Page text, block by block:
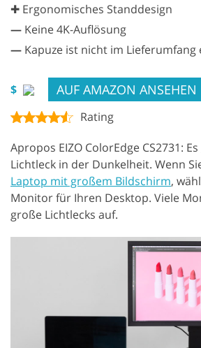
✚ Ergonomisches Standdesign
— Keine 4K-Auflösung
— Kapuze ist nicht im Lieferumfang
$ AUF AMAZON ANSEHEN
Rating
Apropos EIZO ColorEdge CS2731:
Lichtleck in der Dunkelheit. Wenn
Laptop mit großem Bildschirm,
Monitor für Ihren Desktop. Viele
große Lichtlecks auf.